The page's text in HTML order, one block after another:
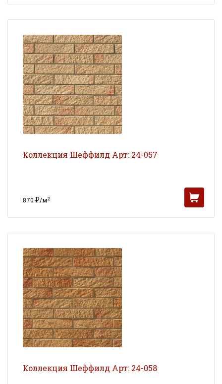
Коллекция Шеффилд Арт: 24-057
870Р/м2
Коллекция Шеффилд Арт: 24-058